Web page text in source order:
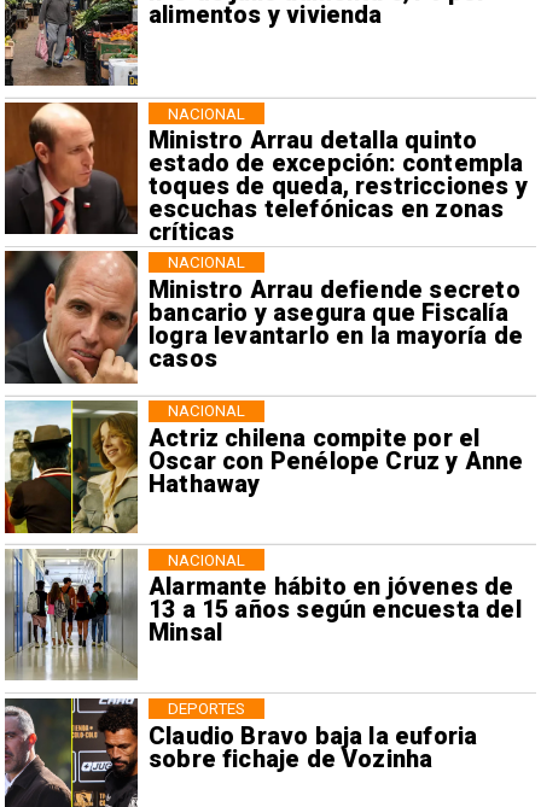
alimentos y vivienda
Ministro Arrau detalla quinto
estado de excepción: contempla
toques de queda, restricciones y
escuchas telefónicas en zonas
críticas
NACIONAL
Ministro Arrau defiende secreto
bancario y asegura que Fiscalía
logra levantarlo en la mayoría de
casos
NACIONAL
Actriz chilena compite por el
Oscar con Penélope Cruz y Anne
Hathaway
NACIONAL
Alarmante hábito en jóvenes de
13 a 15 años según encuesta del
Minsal
NACIONAL
Claudio Bravo baja la euforia
sobre fichaje de Vozinha
DEPORTES